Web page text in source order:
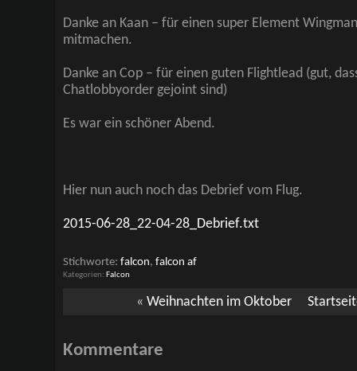
Danke an Kaan – für einen super Element
mitmachen.
Danke an Cop – für einen guten Flightlead (gut,
Chatlobbyorder gejoint sind)
Es war ein schöner Abend.
Hier nun auch noch das Debrief vom Flug.
2015-06-28_22-04-28_Debrief.txt
Stichworte: falcon, falcon af
Kategorien Falcon
«Weihnachten im Oktober
Kommentare